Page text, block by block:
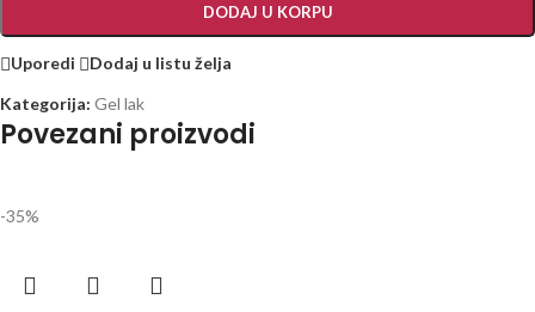
DODAJ U KORPU
Uporedi
Dodaj u listu želja
Kategorija: Gel lak
Povezani proizvodi
-35%